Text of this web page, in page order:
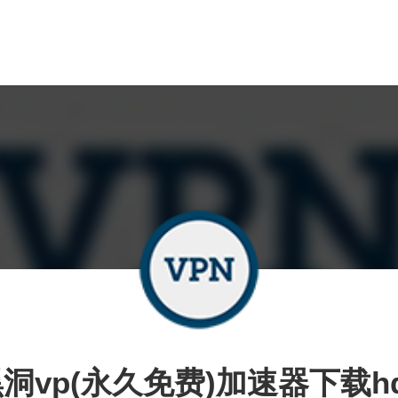
vp(永久免费)加速器下载